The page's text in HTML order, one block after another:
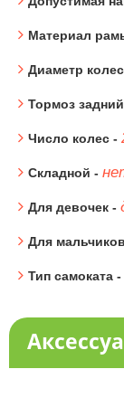
Материал
Диаметр
Тормоз
Число колес -
Складной -
Для девочек -
Для
Тип самоката -